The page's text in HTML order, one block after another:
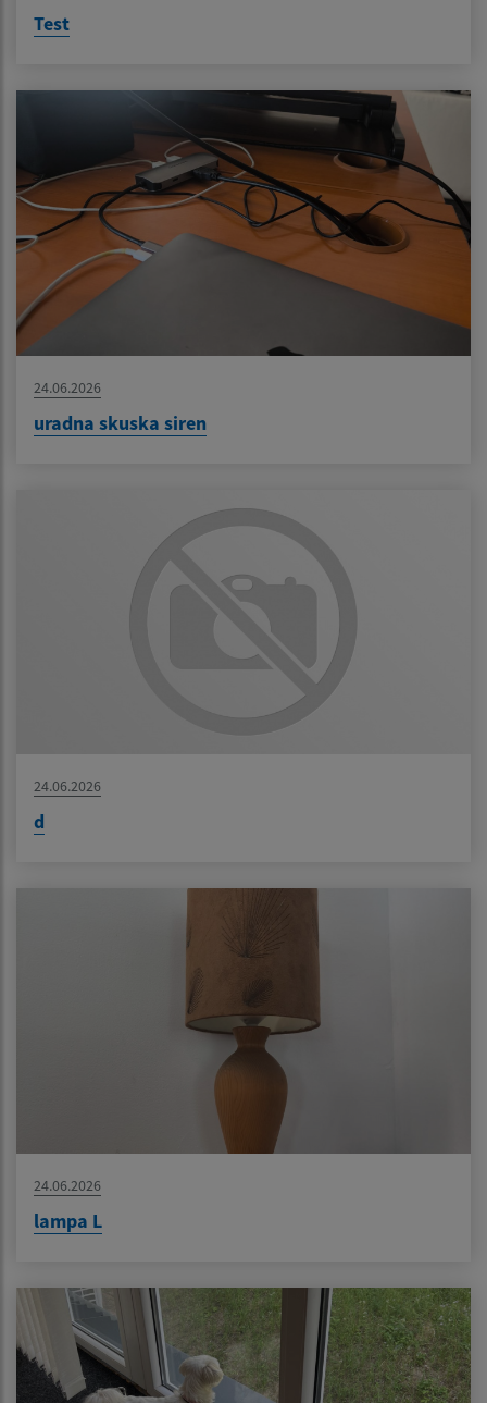
Test
24.06.2026
uradna skuska siren
24.06.2026
d
24.06.2026
lampa L